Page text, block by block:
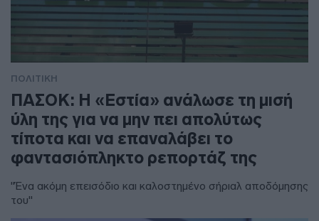
ΠΟΛΙΤΙΚΗ
ΠΑΣΟΚ: Η «Εστία» ανάλωσε τη μισή
ύλη της για να μην πει απολύτως
τίποτα και να επαναλάβει το
φαντασιόπληκτο ρεπορτάζ της
"Ένα ακόμη επεισόδιο και καλοστημένο σήριαλ αποδόμησης
του"